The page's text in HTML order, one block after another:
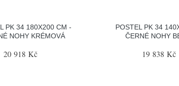
PK 34 180X200 CM -
NOHY KRÉMOVÁ
20 918 Kč
POSTEL PK 34
ČERNÉ NOHY
19 838 Kč